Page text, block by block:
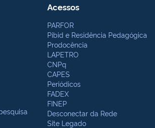
Acessos
PARFOR
Pibid e Residência Pedagógica
Prodocência
LAPETRO
CNPq
CAPES
Periódicos
FADEX
FINEP
Desconectar da Rede
Site Legado